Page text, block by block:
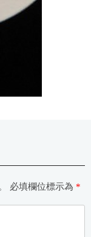
必填欄位標示為 *